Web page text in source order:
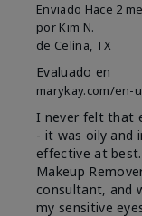
Enviado Hace 2
por Kim N.
de Celina, TX
Evaluado en
marykay.com/en-
I never felt that
- it was oily and
effective at
Makeup
consultant, and
my sensitive